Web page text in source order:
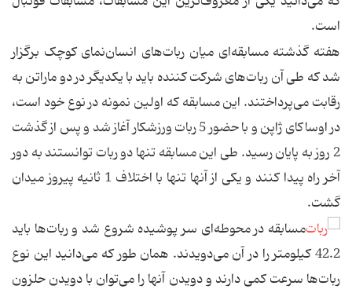
است.
هفته گذشته مسابقه‌ای میان ربات‌های انسان‌نمای کوچک برگزار
شد که طی آن ربات‌های شرکت کننده باید با یکدیگر در دو ماراتن به
رقابت می‌پرداختند. این مسابقه که اولین نمونه در نوع خود است،
در اوساکای ژاپن و با حضور 5 ربات ورزشکار آغاز شد و پس از گذشت
2 روز به پایان رسید. طی این مسابقه تنها دو ربات توانستند به دور
آخر راه پیدا کنند و یکی از آنها تنها با اختلاف 1 ثانیه پیروز میدان
گشت.
مسابقه در محوطه‌ای سر پوشیده شروع شد و ربات‌ها باید
42.2 کیلومتر را در آن می‌دویدند. همان طور که می‌دانید این نوع
ربات‎‌ها سرعت کمی دارند و دویدن آنها را می‌توان با دویدن حلزون